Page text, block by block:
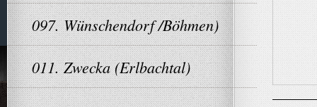
097. Wünschendorf /Böhmen)
011. Zwecka (Erlbachtal)